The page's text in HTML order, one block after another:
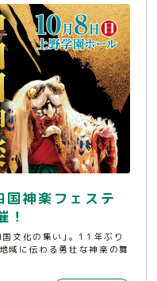
神楽フェステ
！
文化の集い｣。11年ぶり
域に伝わる勇壮な神楽の舞